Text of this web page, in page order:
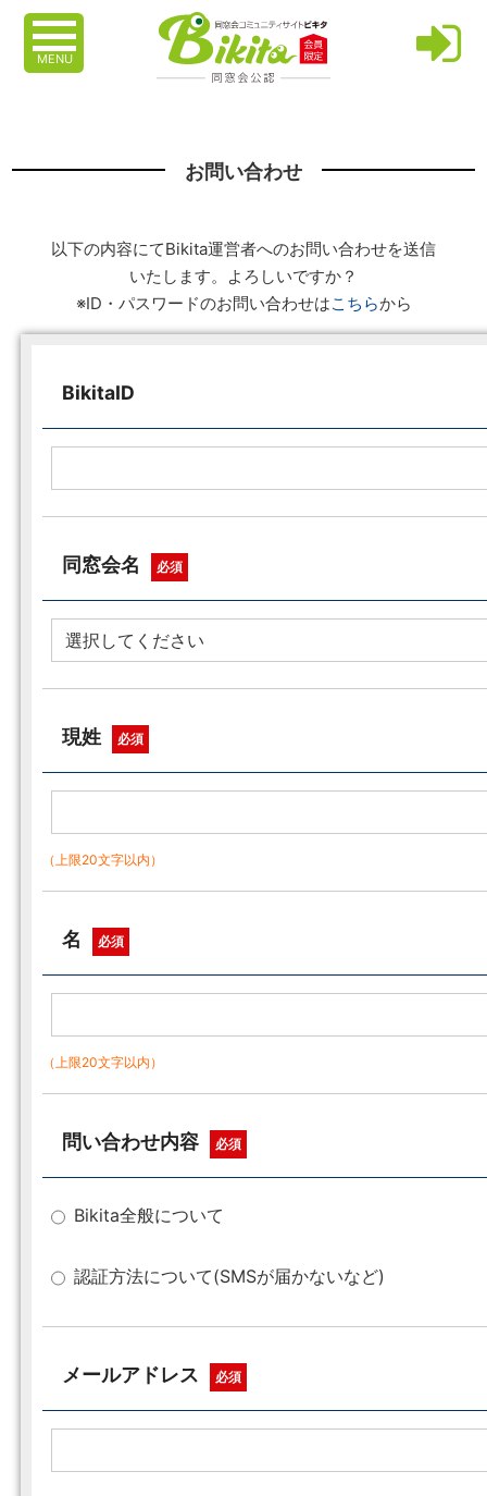
MENU
お問い合わせ
以下の内容にてBikita運営者へのお問い合わせを送信
いたします。よろしいですか？
※ID・パスワードのお問い合わせはこちらから
BikitaID
同窓会名 必須
現姓 必須
（上限20文字以内）
名 必須
（上限20文字以内）
問い合わせ内容 必須
Bikita全般について
認証方法について(SMSが届かないなど)
メールアドレス 必須